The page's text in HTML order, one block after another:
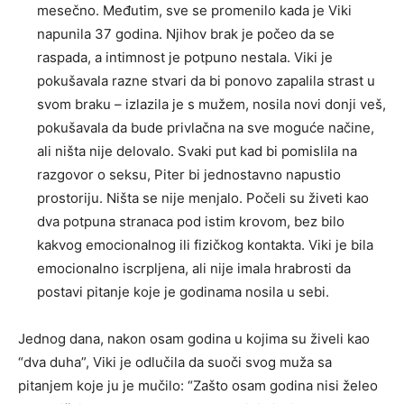
mesečno. Međutim, sve se promenilo kada je Viki
napunila 37 godina. Njihov brak je počeo da se
raspada, a intimnost je potpuno nestala. Viki je
pokušavala razne stvari da bi ponovo zapalila strast u
svom braku – izlazila je s mužem, nosila novi donji veš,
pokušavala da bude privlačna na sve moguće načine,
ali ništa nije delovalo. Svaki put kad bi pomislila na
razgovor o seksu, Piter bi jednostavno napustio
prostoriju. Ništa se nije menjalo. Počeli su živeti kao
dva potpuna stranaca pod istim krovom, bez bilo
kakvog emocionalnog ili fizičkog kontakta. Viki je bila
emocionalno iscrpljena, ali nije imala hrabrosti da
postavi pitanje koje je godinama nosila u sebi.
Jednog dana, nakon osam godina u kojima su živeli kao
“dva duha”, Viki je odlučila da suoči svog muža sa
pitanjem koje ju je mučilo: “Zašto osam godina nisi želeo